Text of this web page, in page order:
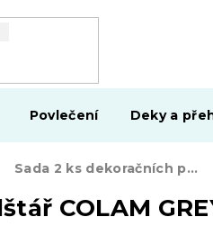
Povlečení Deky a
Sada 2 ks dekoračních povlaků na polštář COLAM GREY 45x45 cm, šedá
COLAM